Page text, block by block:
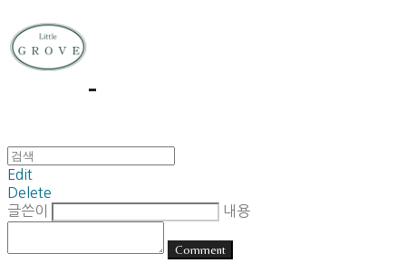
Edit
Delete
글쓴이
내용
Comment